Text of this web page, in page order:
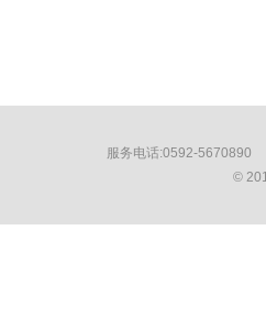
服务电话:0592-
©